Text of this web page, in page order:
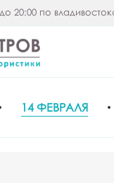
20:00 по
14 ФЕВРАЛЯ